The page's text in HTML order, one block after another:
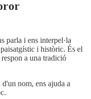
parla i ens interpel·la
i històric. És el
a una tradició
nom, ens ajuda a